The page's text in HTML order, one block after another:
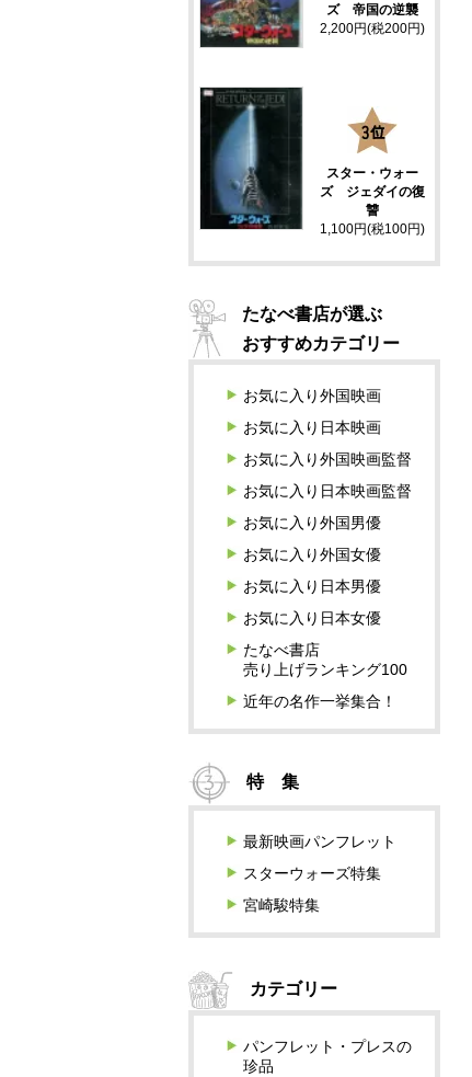
ズ 帝国の逆襲
2,200円(税200円)
スター・ウォー
ズ ジェダイの復
讐
1,100円(税100円)
たなべ書店が選ぶ
おすすめカテゴリー
お気に入り外国映画
お気に入り日本映画
お気に入り外国映画監督
お気に入り日本映画監督
お気に入り外国男優
お気に入り外国女優
お気に入り日本男優
お気に入り日本女優
たなべ書店
売り上げランキング100
近年の名作一挙集合！
特 集
最新映画パンフレット
スターウォーズ特集
宮崎駿特集
カテゴリー
パンフレット・プレスの
珍品